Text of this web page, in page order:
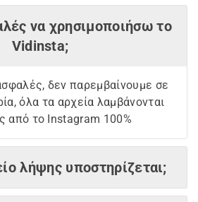
να χρησιμοποιήσω το
Vidinsta;
δεν παρεμβαίνουμε σε
όλα τα αρχεία λαμβάνονται
από το Instagram 100%
λήψης υποστηρίζεται;